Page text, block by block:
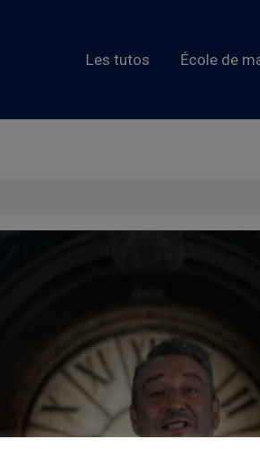
Les tutos École de